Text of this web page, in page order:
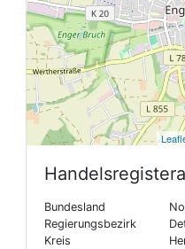
Bundesland
Regierungsbezirk
Kreis